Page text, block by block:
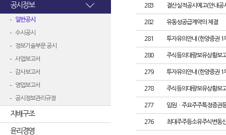
공시정보
일반공시
수시공시
정보기술부문 공시
사업보고서
감사보고서
영업보고서
공시정보관리규정
지배구조
윤리경영
283 결산실적공시예고(안내공
282 유동성공급계약의 체결
281 투자유의안내 (한양증권 1
280 주식등의대량보유상황보
279 투자유의안내 (한양증권 1
278 주식등의대량보유상황보
277 임원ㆍ주요주주특정증권
276 최대주주등소유주식변동